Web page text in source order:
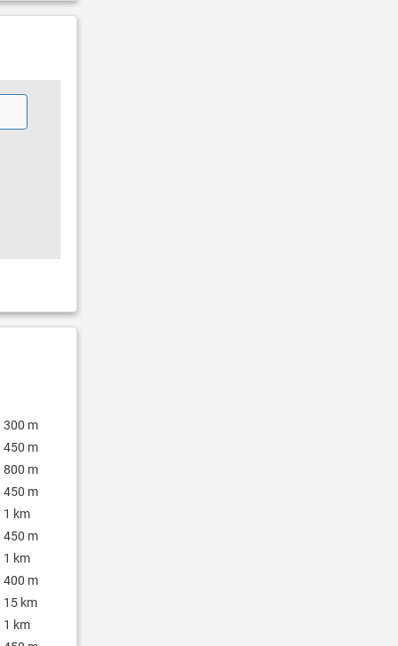
300 m
450 m
800 m
450 m
1 km
450 m
1 km
400 m
15 km
1 km